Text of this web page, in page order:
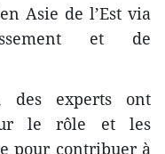
Asie de l’Est via
et de
experts ont
le rôle et les
pour contribuer à